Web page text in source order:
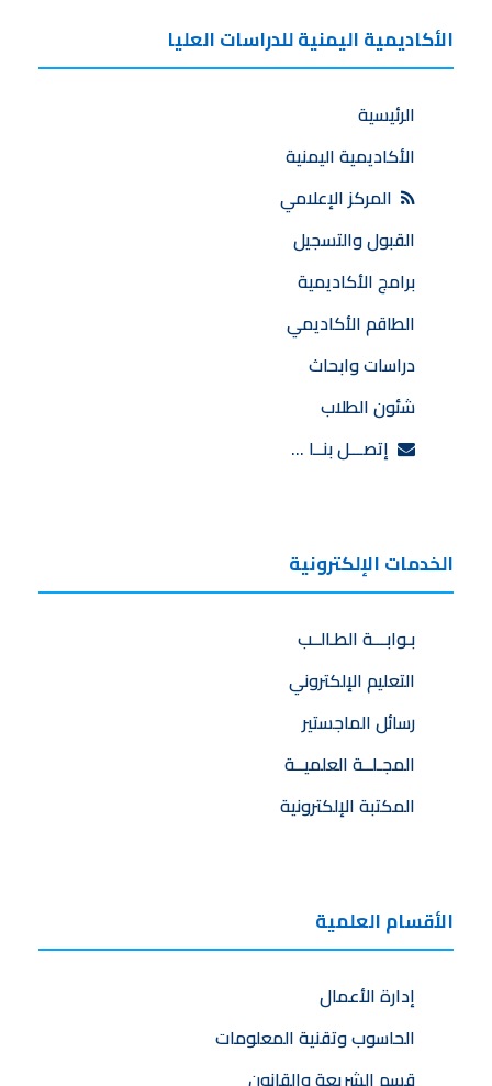
الأكاديمية اليمنية للدراسات العليا
الرئيسية
الأكاديمية اليمنية
المركز الإعلامي
القبول والتسجيل
برامج الأكاديمية
الطاقم الأكاديمي
دراسات وابحاث
شئون الطلاب
إتصـــل بنــا …
الخدمات الإلكترونية
بـوابـــة الطـالــب
التعليم الإلكتروني
رسائل الماجستير
المجـلــة العلميــة
المكتبة الإلكترونية
الأقسام العلمية
إدارة الأعمال
الحاسوب وتقنية المعلومات
قسم الشريعة والقانون